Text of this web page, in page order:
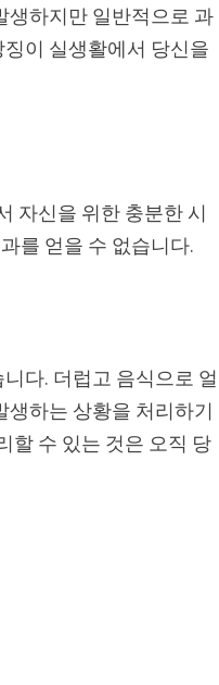
생하지만 일반적으로 과
이 실생활에서 당신을
자신을 위한 충분한 시
를 얻을 수 없습니다.
다. 더럽고 음식으로 얼
생하는 상황을 처리하기
할 수 있는 것은 오직 당